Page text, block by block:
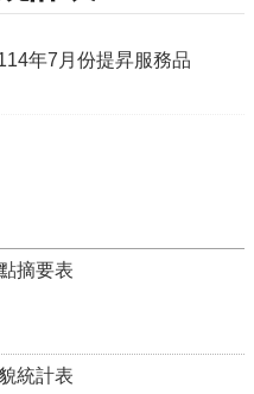
年7月份提昇服務品
摘要表
統計表